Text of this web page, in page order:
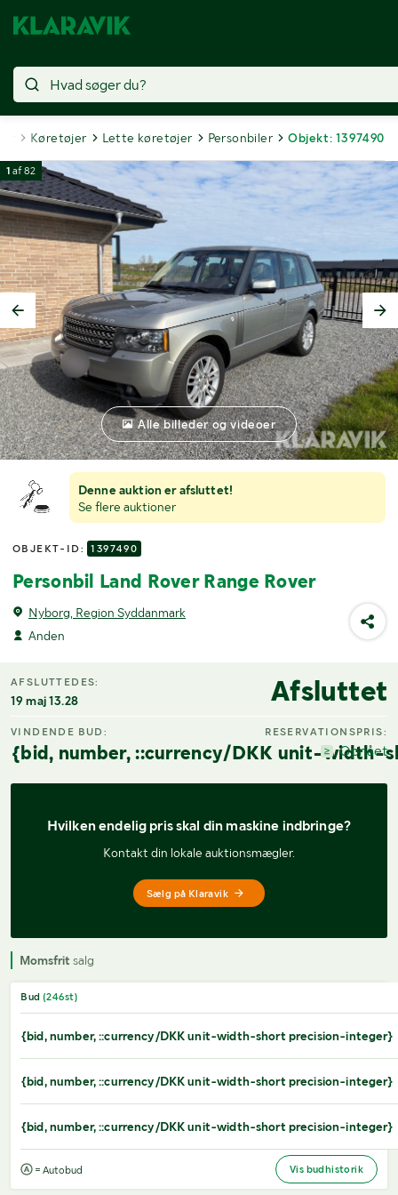
Køretøjer Lette køretøjer Personbiler Objekt: 1397490
Denne auktion er afsluttet!
Se flere auktioner
OBJEKT-ID: 1397490
Personbil Land Rover Range Rover
Nyborg, Region Syddanmark
Anden
1 af82
Alle billeder og videoer
AFSLUTTEDES:
19 maj 13.28 Afsluttet
VINDENDE BUD:
{bid, number, ::currency/DKK unit-width-
RESERVATIONSPRIS:
Opnået
Hvilken endelig pris skal din maskine indbringe?
Kontakt din lokale auktionsmægler.
Sælg på Klaravik
Momsfrit salg
Bud (246st)
{bid, number, ::currency/DKK unit-width-short precision-integer}
{bid, number, ::currency/DKK unit-width-short precision-integer}
{bid, number, ::currency/DKK unit-width-short precision-integer}
= Autobud Vis budhistorik